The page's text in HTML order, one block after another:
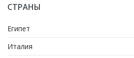
СТРАНЫ
Египет
Италия